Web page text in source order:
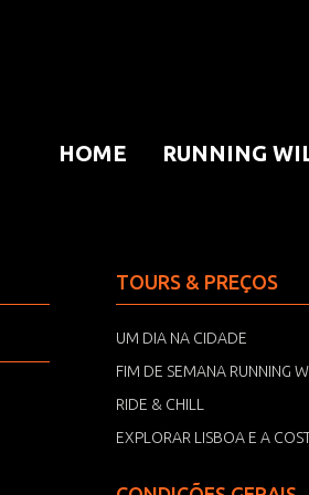
HOME RUNNING
TOURS & PREÇOS
UM DIA NA CIDADE
FIM DE SEMANA RUNNING
RIDE & CHILL
EXPLORAR LISBOA E A